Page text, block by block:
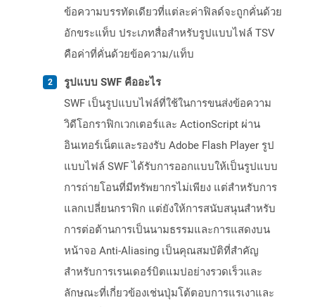
ข้อความบรรทัดเดียวที่แต่ละค่าฟิลด์จะถูกคั่นด้วย
อักขระแท็บ ประเภทสื่อสำหรับรูปแบบไฟล์ TSV
คือค่าที่คั่นด้วยข้อความ/แท็บ
รูปแบบ SWF คืออะไร
SWF เป็นรูปแบบไฟล์ที่ใช้ในการขนส่งข้อความ
วิดีโอกราฟิกเวกเตอร์และ ActionScript ผ่าน
อินเทอร์เน็ตและรองรับ Adobe Flash Player รูป
แบบไฟล์ SWF ได้รับการออกแบบให้เป็นรูปแบบ
การถ่ายโอนที่มีทรัพยากรไม่เพียง แต่สำหรับการ
แลกเปลี่ยนกราฟิก แต่ยังให้การสนับสนุนสำหรับ
การต่อต้านการเป็นนามธรรมและการแสดงบน
หน้าจอ Anti-Aliasing เป็นคุณสมบัติที่สำคัญ
สำหรับการเรนเดอร์บิตแมปอย่างรวดเร็วและ
ลักษณะที่เกี่ยวข้องเช่นปุ่มโต้ตอบการแรเงาและ